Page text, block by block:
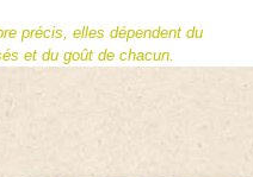
précis, elles dépendent du
et du goût de chacun.